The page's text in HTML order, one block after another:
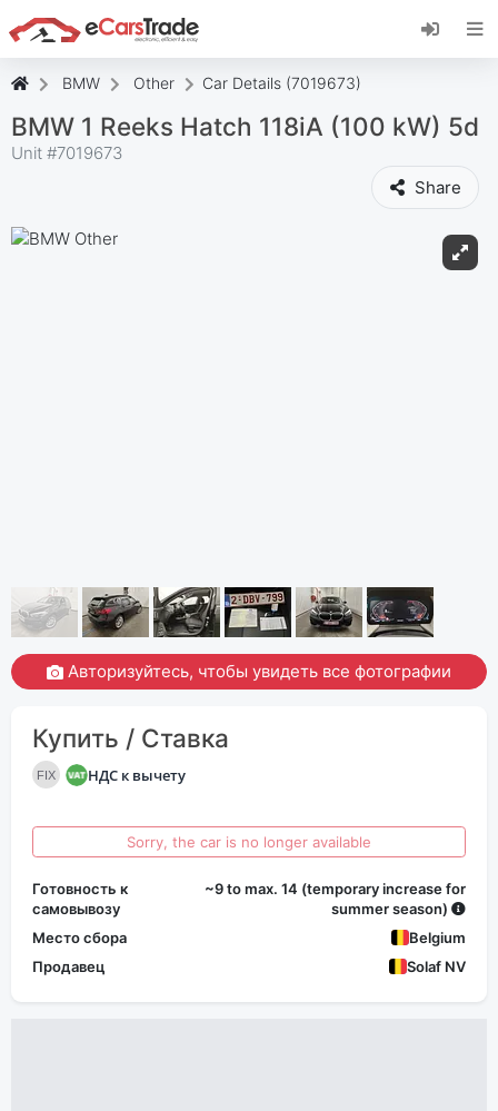
Установите веб-приложение eCarsTrade,
добавьте его на главный экран и получайте
BMW Other Car Details (7019673)
BMW 1 Reeks Hatch 118iA (100 kW) 5d
Unit #7019673
Share
Авторизуйтесь, чтобы увидеть все фотографии
Купить / Ставка
FIX НДС к вычету
Sorry, the car is no longer available
Готовность к
самовывозу
~9 to max. 14 (temporary increase for
summer season)
Место сбора
Belgium
Продавец
Solaf NV